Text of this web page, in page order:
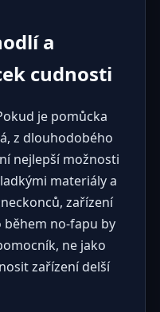
a
cudnosti
je pomůcka
z dlouhodobého
nejlepší možnosti
materiály a
zařízení
no-fapu by
ne jako
zařízení delší